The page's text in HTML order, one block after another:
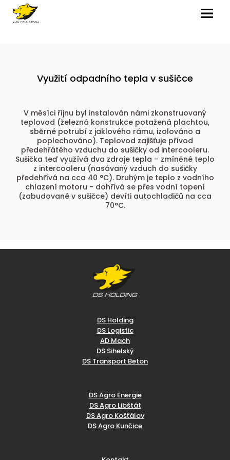
MENU
Využití odpadního tepla v sušičce
V měsíci říjnu byl instalován námi zkonstruovaný
teplovod (železná konstrukce potažená plachtou,
sběrné potrubí z jaklového rámu, izolováno a
poplechováno). Teplovod zajišťuje přívod
předehřátého vzduchu do sušičky od intercooleru.
Sušička teď využívá dva zdroje tepla – zmíněné teplo
z intercooleru (nasávaný vzduch do sušičky
předehřívá na cca 40 °C). Druhým je teplo z vodního
chlazení motoru - dohřívá se přes vodní topení
(zabudované v sušičce) devíti autochladičů na cca
70°C.
DS Holding
DS Logistic
AD Mach
DS Sihelský
DS Transport Beton
DS Agro Energie
DS Agro Libštát
DS Agro Košťálov
DS Agro Kunčice